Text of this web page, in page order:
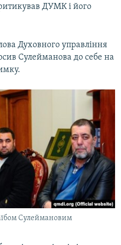
ДУМК і його
Духовного управління
Сулейманова до себе на
Сулеймановим